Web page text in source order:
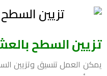
تزيين السطح
يمكن العمل تنسيق وتزيين